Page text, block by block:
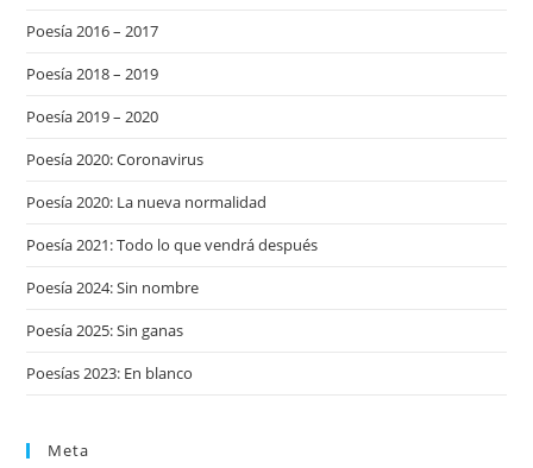
Poesía 2016 – 2017
Poesía 2018 – 2019
Poesía 2019 – 2020
Poesía 2020: Coronavirus
Poesía 2020: La nueva normalidad
Poesía 2021: Todo lo que vendrá después
Poesía 2024: Sin nombre
Poesía 2025: Sin ganas
Poesías 2023: En blanco
Meta